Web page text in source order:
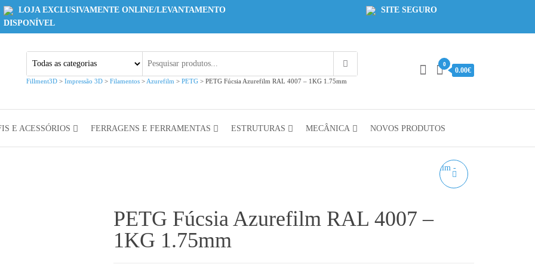
LOJA EXCLUSIVAMENTE ONLINE/LEVANTAMENTO
DISPONÍVEL
SITE SEGURO
Fillment3D > Impressão 3D > Filamentos > Azurefilm > PETG > PETG Fúcsia Azurefilm RAL 4007 – 1KG 1.75mm
0
0.00€
E ACESSÓRIOS FERRAGENS E FERRAMENTAS ESTRUTURAS MECÂNICA NOVOS PRODUTOS
PETG Fúcsia Azurefilm RAL 4007 –
1KG 1.75mm